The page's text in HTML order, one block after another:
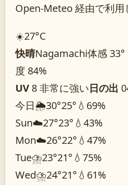
Open-Meteo 経由で利用
☀️27°C
快晴Nagamachi体感
度 84%
UV 8 非常に強い日の出
今日🌦️30°25° 💧69%
Sun☁️27°23° 💧43%
Mon☁️26°22° 💧47%
Tue⛈️23°21° 💧75%
Wed⛈️24°21° 💧61%